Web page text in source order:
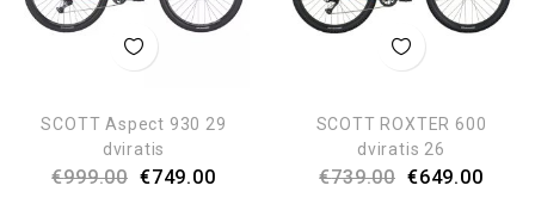
SCOTT Aspect 930 29
dviratis
€999.00 €749.00
SCOTT ROXTER 600
dviratis 26
€739.00 €649.00